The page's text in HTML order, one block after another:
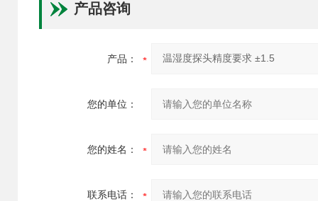
产品咨询
产品：
您的单位：
您的姓名：
联系电话：